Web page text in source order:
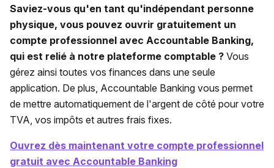
Saviez-vous qu'en tant qu'indépendant personne
physique, vous pouvez ouvrir gratuitement un
compte professionnel avec Accountable Banking,
qui est relié à notre plateforme comptable ? Vous
gérez ainsi toutes vos finances dans une seule
application. De plus, Accountable Banking vous permet
de mettre automatiquement de l'argent de côté pour votre
TVA, vos impôts et autres frais fixes.
Ouvrez dès maintenant votre compte professionnel
gratuit avec Accountable Banking